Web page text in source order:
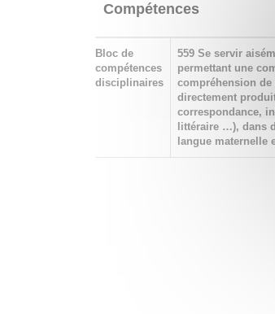
Compétences
Bloc de
compétences
disciplinaires
559 Se servir
permettant une
compréhension
directement
correspondance,
littéraire …), dans
langue maternelle